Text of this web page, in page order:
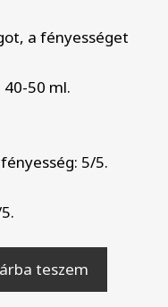
a fényességet
50 ml.
5/5.
teszem